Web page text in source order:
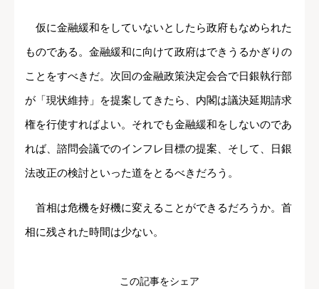
仮に金融緩和をしていないとしたら政府もなめられた
ものである。金融緩和に向けて政府はできうるかぎりの
ことをすべきだ。次回の金融政策決定会合で日銀執行部
が「現状維持」を提案してきたら、内閣は議決延期請求
権を行使すればよい。それでも金融緩和をしないのであ
れば、諮問会議でのインフレ目標の提案、そして、日銀
法改正の検討といった道をとるべきだろう。
首相は危機を好機に変えることができるだろうか。首
相に残された時間は少ない。
この記事をシェア